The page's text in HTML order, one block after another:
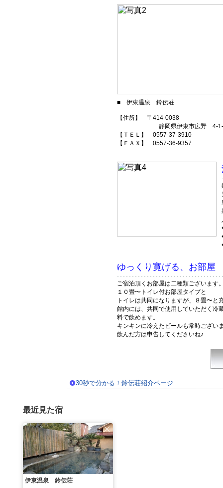
■ 伊東温泉 鈴伝荘
【住所】 〒414-0038
静岡県伊東市広野 4-1-
【ＴＥＬ】 0557-37-3910
【ＦＡＸ】 0557-36-9357
ゆっくり寛げる、お部屋
ご宿泊頂くお部屋は二種類ございます
１０畳〜トイレ付お部屋タイプと
トイレは共同になりますが、８畳〜と
館内には、共同で使用していただく冷
料で飲めます。
キンキンに冷えたビールも常時ござい
飲んだ方は申告してくださいね♪
30秒で分かる！鈴伝荘紹介ページ
最近見た宿
伊東温泉 鈴伝荘